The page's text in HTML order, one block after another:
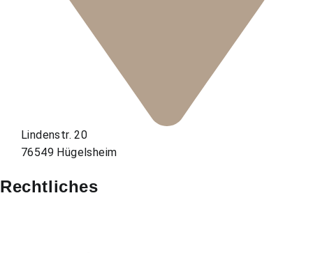
Lindenstr. 20
76549 Hügelsheim
Rechtliches